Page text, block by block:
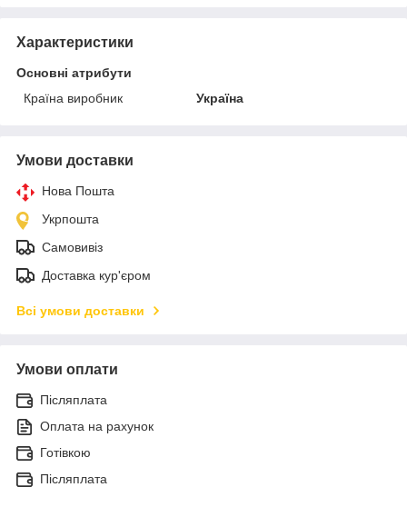
Характеристики
Основні атрибути
Країна виробник
Україна
Умови доставки
Нова Пошта
Укрпошта
Самовивіз
Доставка кур'єром
Всі умови доставки
Умови оплати
Післяплата
Оплата на рахунок
Готівкою
Післяплата